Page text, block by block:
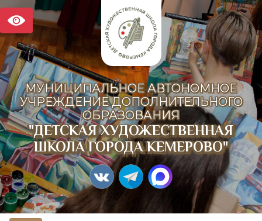
МУНИЦИПАЛЬНОЕ АВТОНОМНОЕ
УЧРЕЖДЕНИЕ ДОПОЛНИТЕЛЬНОГО
ОБРАЗОВАНИЯ
"ДЕТСКАЯ ХУДОЖЕСТВЕННАЯ
ШКОЛА ГОРОДА КЕМЕРОВО"